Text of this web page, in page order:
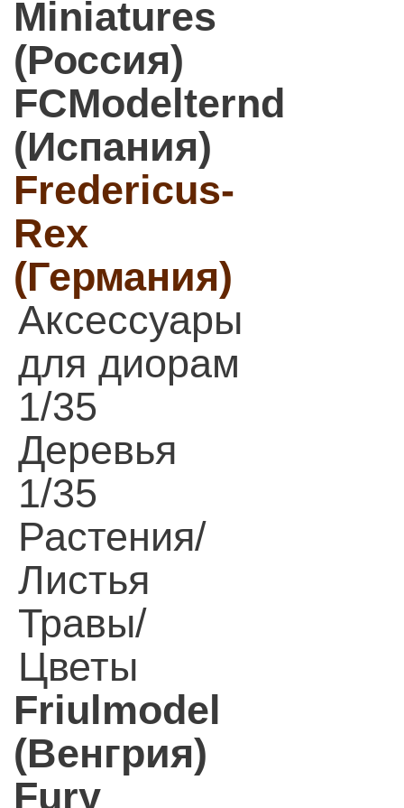
Miniatures
(Россия)
FCModelternd
(Испания)
Fredericus-
Rex
(Германия)
Аксессуары
для диорам
1/35
Деревья
1/35
Растения/
Листья
Травы/
Цветы
Friulmodel
(Венгрия)
Fury